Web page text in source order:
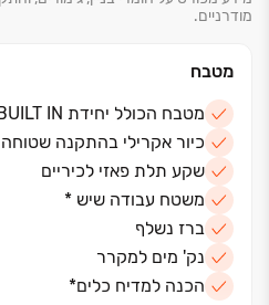
מודרניים.
מטבח
מטבח הכולל יחידת BUILT IN
כיור אקרילי בהתקנה שטוחה
שקע תלת פאזי לכיריים
משטח עבודה שיש *
ברז נשלף
נק' מים למקרר
הכנה למדיח כלים*